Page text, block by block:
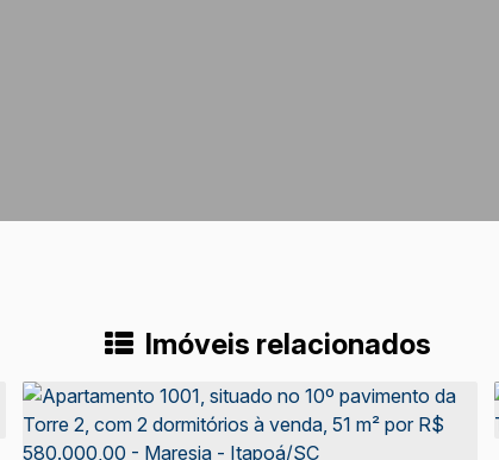
Imóveis relacionados